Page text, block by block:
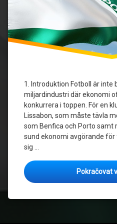
1. Introduktion Fotboll är inte
miljardindustri där ekonomi
konkurrera i toppen. För en
Lissabon, som måste tävla
som Benfica och Porto samt
sund ekonomi avgörande
sig …
Pokračovat